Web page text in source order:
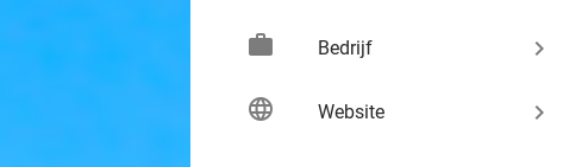
work Bedrijf keyboard_arrow_right
language Website keyboard_arrow_right